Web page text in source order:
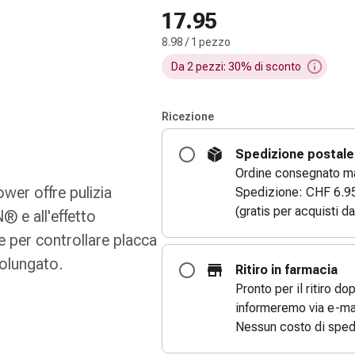
offre pulizia
e all'effetto
per controllare placca
17.95
8.98 / 1 pezzo
Da 2 pezzi: 30% di sconto
Ricezione
Spedizione postale
Ordine consegnato
Spedizione: CHF
(gratis per acquisti
Ritiro in farmacia
Pronto per il ritiro
informeremo via e-
Nessun costo di